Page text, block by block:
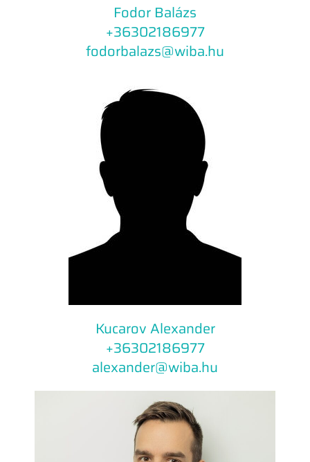
Fodor Balázs
+36302186977​
fodorbalazs@wiba.hu
Kucarov Alexander
+36302186977​
alexander@wiba.hu